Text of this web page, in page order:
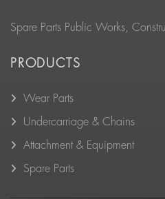
Spare Parts Public Works,
PRODUCTS
Wear Parts
Undercarriage & Chains
Attachment & Equipment
Spare Parts